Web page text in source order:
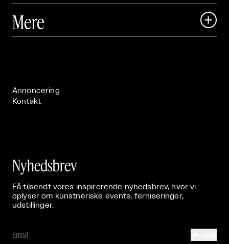
 Art Matter Festival
Mere 
Annoncering
Kontakt
Nyhedsbrev
Få tilsendt vores inspirerende nyhedsbrev, hvor vi
oplyser om kunstneriske events, ferniseringer,
udstillinger.